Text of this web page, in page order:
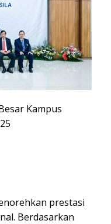
Kampus
prestasi
Berdasarkan